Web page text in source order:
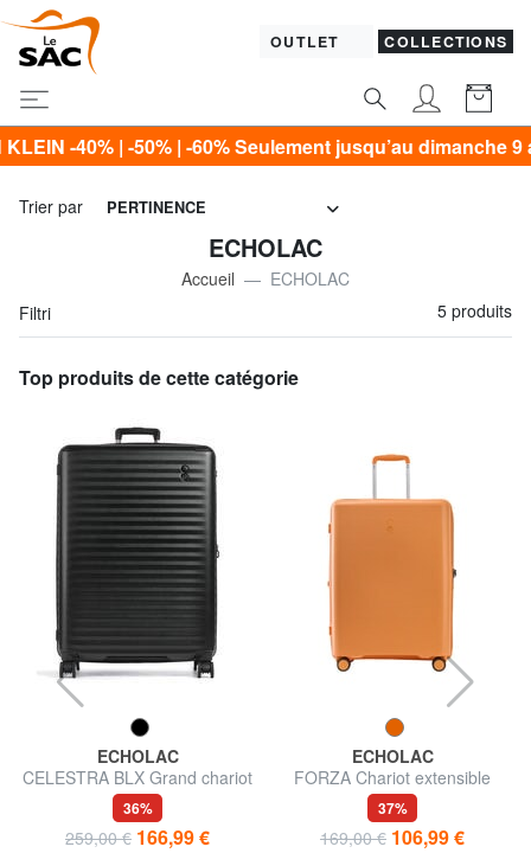
OUTLET COLLECTIONS
| -50% | -60% Seulement jusqu’au dimanche 9 août !*
Trier par PERTINENCE
ECHOLAC
Accueil
ECHOLAC
Filtri
5 produits
Top produits de cette catégorie
ECHOLAC
CELESTRA BLX Grand chariot
extensible
36%
259,00 € 166,99 €
ECHOLAC
FORZA Chariot extensible
moyen
37%
169,00 € 106,99 €